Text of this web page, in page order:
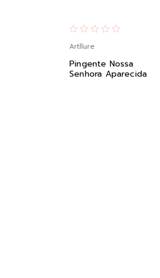
Artllure
Pingente Nossa
Senhora Aparecida